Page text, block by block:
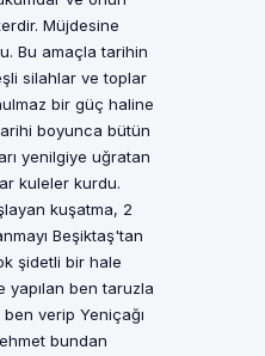
Müjdesine
Bu amaçla tarihin
silahlar ve toplar
bir güç haline
boyunca bütün
yenilgiye uğratan
kuleler kurdu.
kuşatma, 2
Beşiktaş'tan
şidetli bir hale
yapılan ben taruzla
verip Yeniçağı
bundan